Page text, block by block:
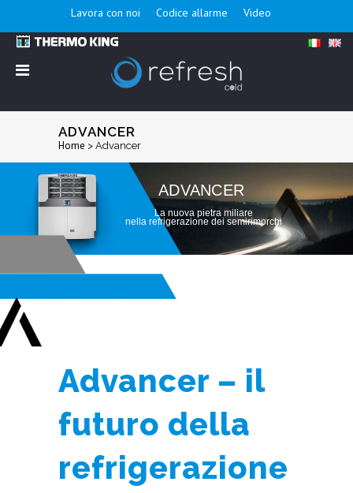
Lavora con noi Codice allarme Video
ADVANCER
Home > Advancer
La nuova pietra miliare
nella refrigerazione dei semirimorchi
ADVANCER
Advancer – il
futuro della
refrigerazione